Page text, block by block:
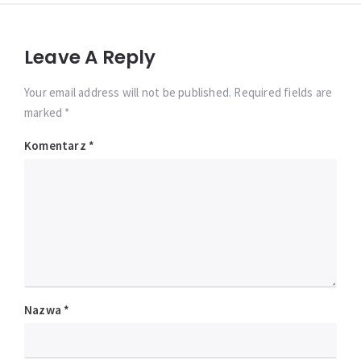
Leave A Reply
Your email address will not be published. Required fields are
marked *
Komentarz *
Nazwa *